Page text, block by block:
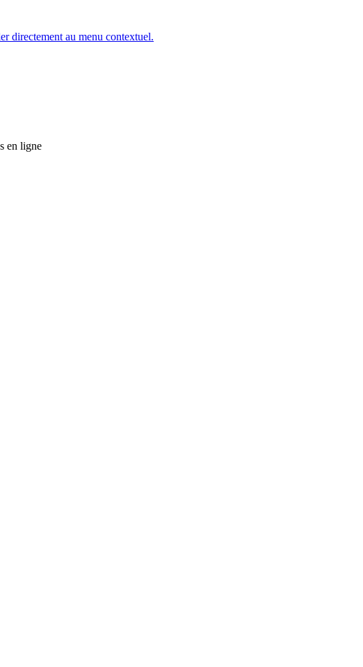
directement au menu contextuel.
en ligne